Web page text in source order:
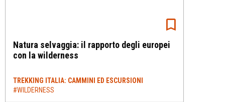
Natura selvaggia: il rapporto degli europei
con la wilderness
TREKKING ITALIA: CAMMINI ED ESCURSIONI
#WILDERNESS